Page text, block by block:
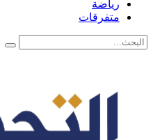
رياضة
متفرقات